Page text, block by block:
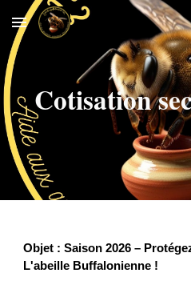
Skip to main content
Cotisation
Objet : Saison 2026 –
L'abeille Buffalonienne !